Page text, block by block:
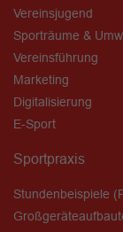
Vereinsjugend
Sporträume &
Vereinsführung
Marketing
Digitalisierung
E-Sport
Sportpraxis
Stundenbeispiele